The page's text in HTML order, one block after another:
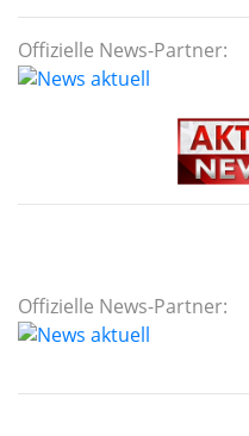
Offizielle News-Partner:
Offizielle News-Partner: